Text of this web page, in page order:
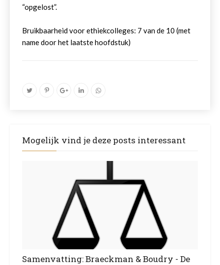
“opgelost”.
Bruikbaarheid voor ethiekcolleges: 7 van de 10 (met
name door het laatste hoofdstuk)
Mogelijk vind je deze posts interessant
Samenvatting: Braeckman & Boudry - De